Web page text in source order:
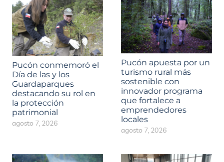
Pucón conmemoró el
Día de las y los
Guardaparques
destacando su rol en
la protección
patrimonial
agosto 7, 2026
Pucón apuesta por un
turismo rural más
sostenible con
innovador programa
que fortalece a
emprendedores
locales
agosto 7, 2026